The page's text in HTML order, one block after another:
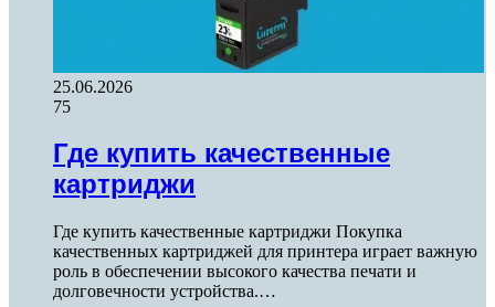
25.06.2026
75
Где купить качественные
картриджи
Где купить качественные картриджи Покупка
качественных картриджей для принтера играет важную
роль в обеспечении высокого качества печати и
долговечности устройства.…